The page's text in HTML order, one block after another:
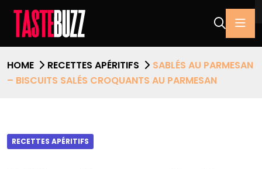
HOME RECETTES APÉRITIFS
SABLÉS AU PARMESAN
– BISCUITS SALÉS CROQUANTS AU PARMESAN
RECETTES APÉRITIFS